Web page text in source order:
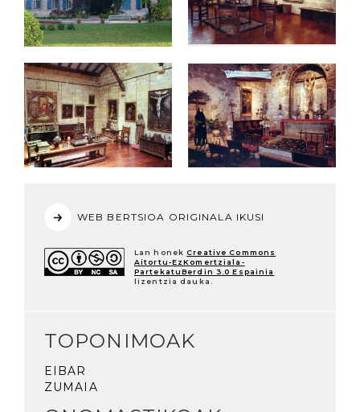
WEB BERTSIOA ORIGINALA IKUSI
Lan honek Creative Commons
Aitortu-EzKomertziala-
PartekatuBerdin 3.0 Espainia
lizentzia dauka.
TOPONIMOAK
EIBAR
ZUMAIA